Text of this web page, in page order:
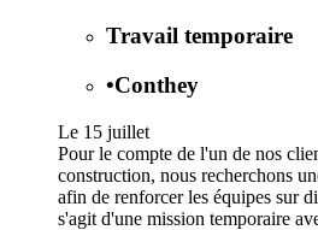
Travail temporaire
•Conthey
Le 15 juillet
Pour le compte de l'un de nos
construction, nous recherchons
afin de renforcer les équipes sur
s'agit d'une mission temporaire